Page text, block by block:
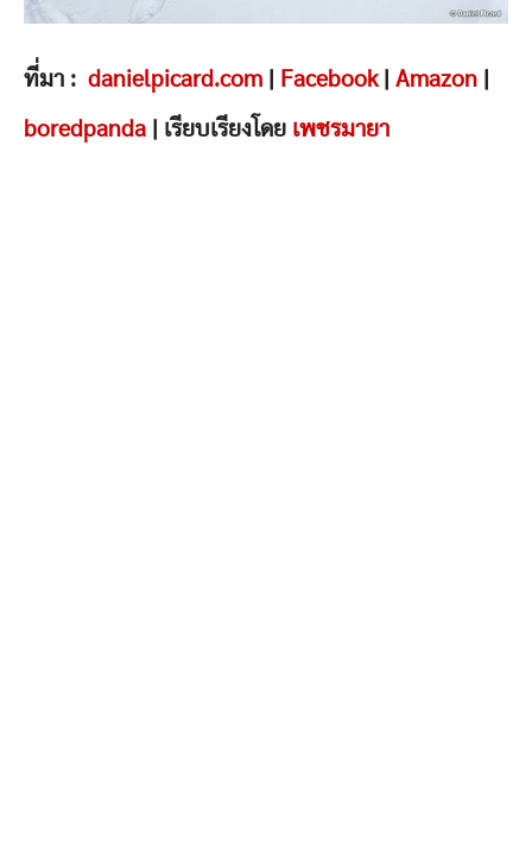
ที่มา : danielpicard.com Facebook| Amazon
boredpanda | เรียบเรียงโดย เพชรมายา